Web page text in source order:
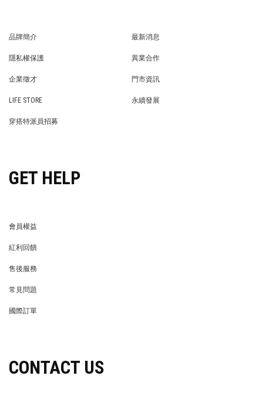
品牌簡介
最新消息
隱私權保護
異業合作
企業徵才
門市資訊
LIFE STORE
永續發展
穿搭特派員招募
GET HELP
會員權益
紅利回饋
售後服務
常見問題
國際訂單
CONTACT US